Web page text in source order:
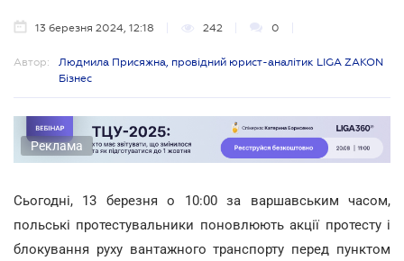
13 березня 2024, 12:18 242 0
Автор:
Людмила Присяжна, провідний юрист-аналітик LIGA ZAKON
Бізнес
Реклама
Сьогодні, 13 березня о 10:00 за варшавським часом,
польські протестувальники поновлюють акції протесту і
блокування руху вантажного транспорту перед пунктом